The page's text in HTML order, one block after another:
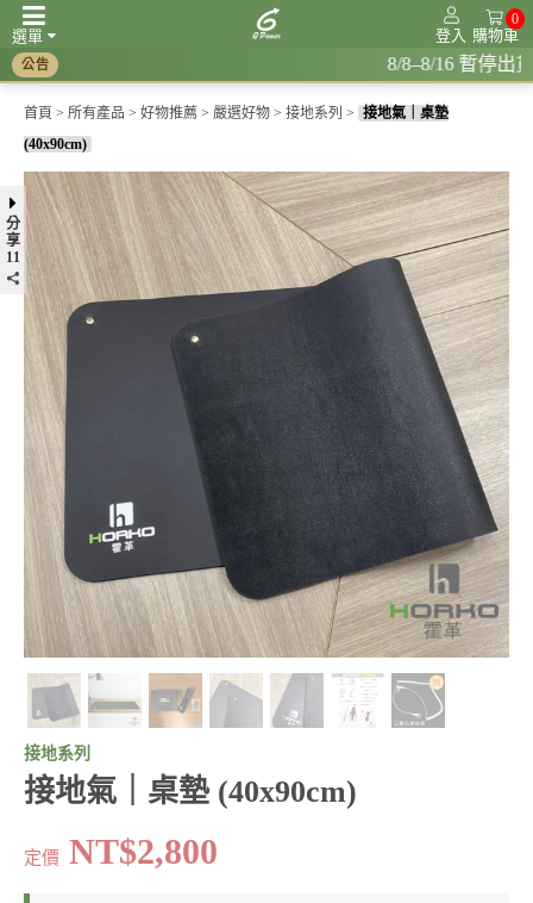
選單 購物車
0
登入
頻率共振系列
接地系列 抗電磁波系列
公告 8/8–8/16 暫停出貨，8/17 恢復出貨；如
首頁 > 所有產品 > 好物推薦 > 嚴選好物 > 接地系列 > 接地氣｜桌墊
(40x90cm)
接地系列
接地氣｜桌墊 (40x90cm)
定價 NT$2,800
分
享
11